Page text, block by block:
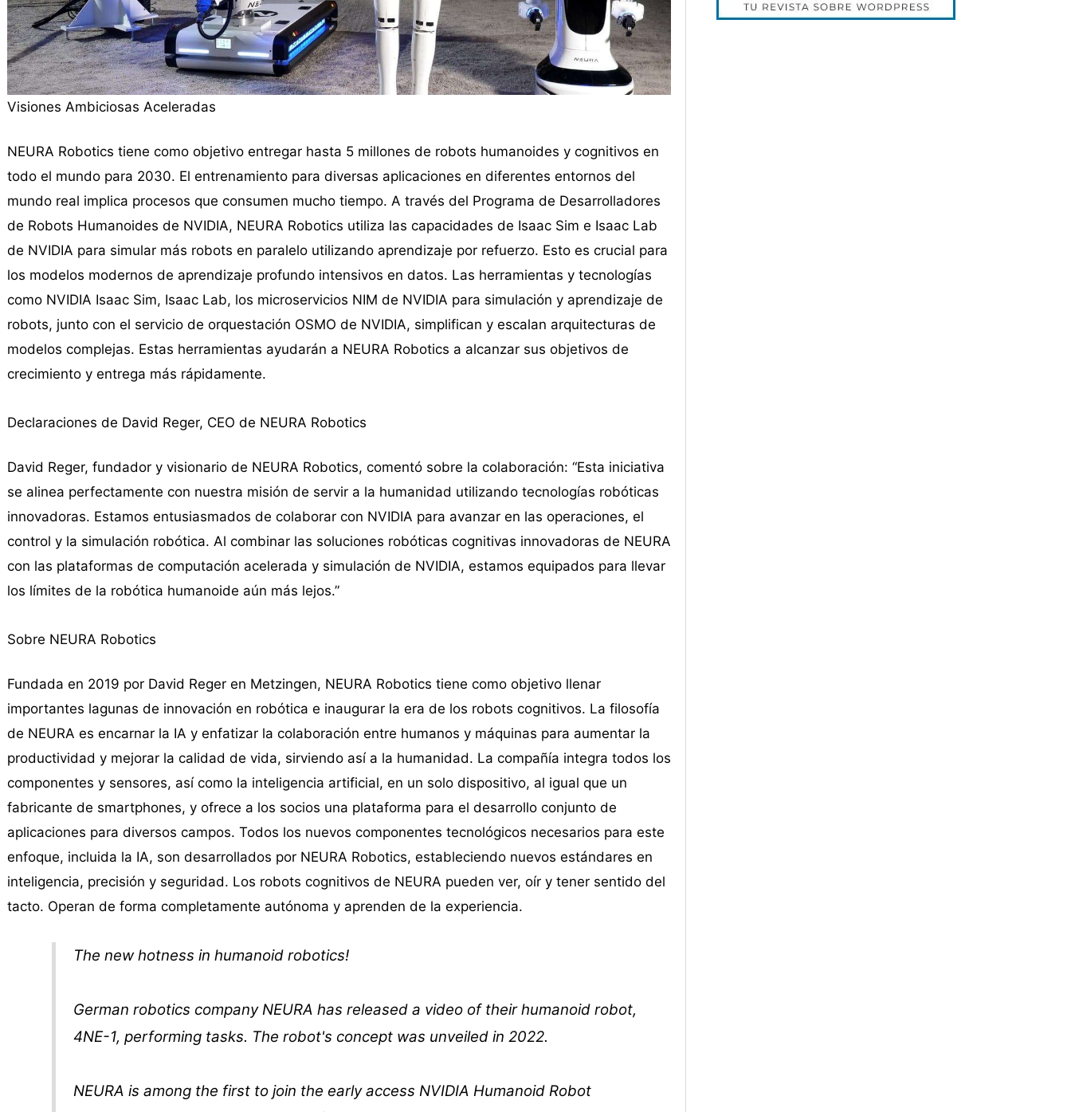
Visiones Ambiciosas Aceleradas
NEURA Robotics tiene como objetivo entregar hasta 5 millones de robots humanoides y cognitivos en
todo el mundo para 2030. El entrenamiento para diversas aplicaciones en diferentes entornos del
mundo real implica procesos que consumen mucho tiempo. A través del Programa de Desarrolladores
de Robots Humanoides de NVIDIA, NEURA Robotics utiliza las capacidades de Isaac Sim e Isaac Lab
de NVIDIA para simular más robots en paralelo utilizando aprendizaje por refuerzo. Esto es crucial para
los modelos modernos de aprendizaje profundo intensivos en datos. Las herramientas y tecnologías
como NVIDIA Isaac Sim, Isaac Lab, los microservicios NIM de NVIDIA para simulación y aprendizaje de
robots, junto con el servicio de orquestación OSMO de NVIDIA, simplifican y escalan arquitecturas de
modelos complejas. Estas herramientas ayudarán a NEURA Robotics a alcanzar sus objetivos de
crecimiento y entrega más rápidamente.
Declaraciones de David Reger, CEO de NEURA Robotics
David Reger, fundador y visionario de NEURA Robotics, comentó sobre la colaboración: “Esta iniciativa
se alinea perfectamente con nuestra misión de servir a la humanidad utilizando tecnologías robóticas
innovadoras. Estamos entusiasmados de colaborar con NVIDIA para avanzar en las operaciones, el
control y la simulación robótica. Al combinar las soluciones robóticas cognitivas innovadoras de NEURA
con las plataformas de computación acelerada y simulación de NVIDIA, estamos equipados para llevar
los límites de la robótica humanoide aún más lejos.”
Sobre NEURA Robotics
Fundada en 2019 por David Reger en Metzingen, NEURA Robotics tiene como objetivo llenar
importantes lagunas de innovación en robótica e inaugurar la era de los robots cognitivos. La filosofía
de NEURA es encarnar la IA y enfatizar la colaboración entre humanos y máquinas para aumentar la
productividad y mejorar la calidad de vida, sirviendo así a la humanidad. La compañía integra todos los
componentes y sensores, así como la inteligencia artificial, en un solo dispositivo, al igual que un
fabricante de smartphones, y ofrece a los socios una plataforma para el desarrollo conjunto de
aplicaciones para diversos campos. Todos los nuevos componentes tecnológicos necesarios para este
enfoque, incluida la IA, son desarrollados por NEURA Robotics, estableciendo nuevos estándares en
inteligencia, precisión y seguridad. Los robots cognitivos de NEURA pueden ver, oír y tener sentido del
tacto. Operan de forma completamente autónoma y aprenden de la experiencia.
The new hotness in humanoid robotics!
German robotics company NEURA has released a video of their humanoid robot,
4NE-1, performing tasks. The robot's concept was unveiled in 2022.
NEURA is among the first to join the early access NVIDIA Humanoid Robot